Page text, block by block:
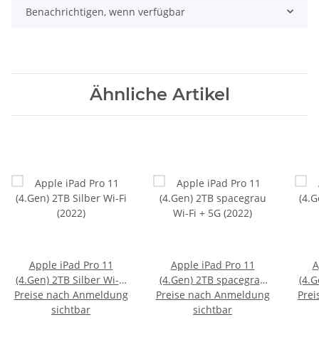
Benachrichtigen, wenn verfügbar
Ähnliche Artikel
Apple iPad Pro 11
(4.Gen) 2TB Silber Wi-Fi
(2022)
Preise nach Anmeldung
sichtbar
Apple iPad Pro 11
(4.Gen) 2TB spacegrau
Wi-Fi + 5G (2022)
Preise nach Anmeldung
sichtbar